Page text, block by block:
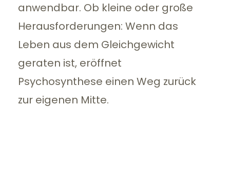
anwendbar. Ob kleine oder große
Herausforderungen: Wenn das
Leben aus dem Gleichgewicht
geraten ist, eröffnet
Psychosynthese einen Weg zurück
zur eigenen Mitte.